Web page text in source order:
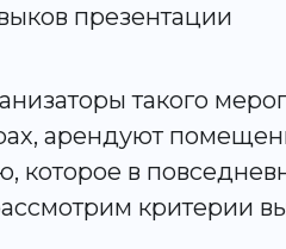
презентации
такого
арендуют
которое в
критерии